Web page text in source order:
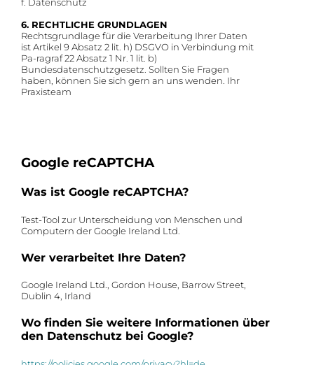
f. Datenschutz
6. RECHTLICHE GRUNDLAGEN
Rechtsgrundlage für die Verarbeitung Ihrer Daten
ist Artikel 9 Absatz 2 lit. h) DSGVO in Verbindung mit
Pa-ragraf 22 Absatz 1 Nr. 1 lit. b)
Bundesdatenschutzgesetz. Sollten Sie Fragen
haben, können Sie sich gern an uns wenden. Ihr
Praxisteam
Google reCAPTCHA
Was ist Google reCAPTCHA?
Test-Tool zur Unterscheidung von Menschen und
Computern der Google Ireland Ltd.
Wer verarbeitet Ihre Daten?
Google Ireland Ltd., Gordon House, Barrow Street,
Dublin 4, Irland
Wo finden Sie weitere Informationen über
den Datenschutz bei Google?